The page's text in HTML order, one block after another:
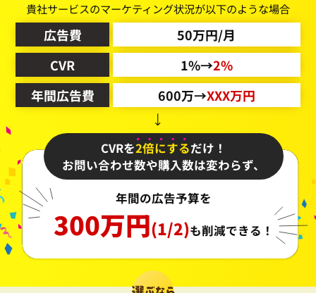
貴社サービスのマーケティング状況が以下のような場合
広告費
50万円/月
CVR
1%→2%
年間広告費
600万→XXX万円
CVRを2倍にするだけ！
お問い合わせ数や購入数は変わらず、
年間の広告予算を
300万円(1/2)も削減できる！